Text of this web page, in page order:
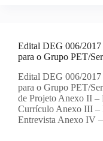
Edital DEG 006/2017
para o Grupo PET/
Edital DEG 006/2017
para o Grupo PET/
de Projeto Anexo II –
Currículo Anexo III –
Entrevista Anexo IV